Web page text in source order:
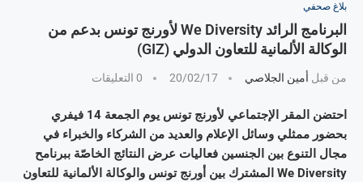
بلاغ صحفي
البرنامج الرائد We Diversity لأورنج تونس بدعم من
الوكالة الألمانية للتعاون الدولي (GIZ)
من قبل أمين الجلاصي 20/02/17 0 التعليقات
احتضن المقر الإجتماعي لأورنج تونس يوم الجمعة 14 فيفري
بحضور ممثلي وسائل الإعلام والعديد من الشركاء والخبراء في
مجال التنوع بين الجنسين فعاليات عرض النتائج الخاصّة ببرنامح
We Diversity المشترك بين أورنج تونس والوكالة الألمانية للتعاون